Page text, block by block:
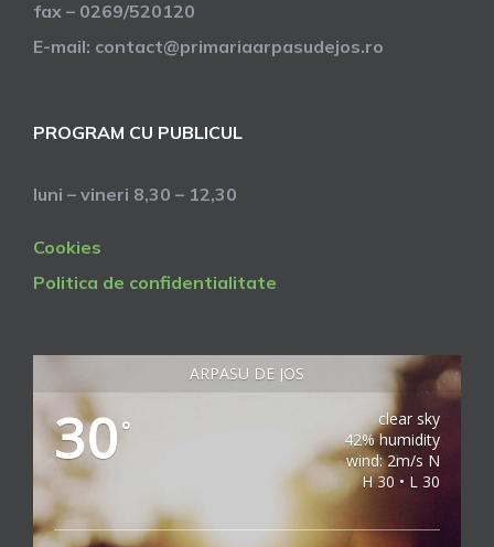
fax – 0269/520120
E-mail: contact@primariaarpasudejos.ro
PROGRAM CU PUBLICUL
luni – vineri 8,30 – 12,30
Cookies
Politica de confidentialitate
ARPASU DE JOS
30°
clear sky
42% humidity
wind: 2m/s N
H 30 • L 30